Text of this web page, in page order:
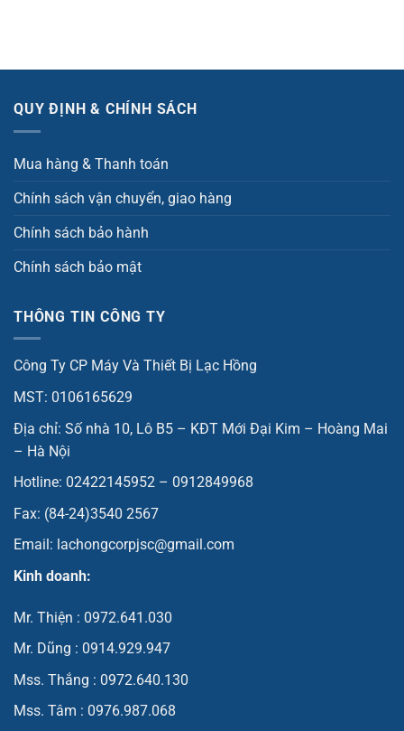
QUY ĐỊNH & CHÍNH SÁCH
Mua hàng & Thanh toán
Chính sách vận chuyển, giao hàng
Chính sách bảo hành
Chính sách bảo mật
THÔNG TIN CÔNG TY
Công Ty CP Máy Và Thiết Bị Lạc Hồng
MST: 0106165629
Địa chỉ: Số nhà 10, Lô B5 – KĐT Mới Đại Kim – Hoàng Mai
– Hà Nội
Hotline: 02422145952 – 0912849968
Fax: (84-24)3540 2567
Email: lachongcorpjsc@gmail.com
Kinh doanh:
Mr. Thiện : 0972.641.030
Mr. Dũng : 0914.929.947
Mss. Thắng : 0972.640.130
Mss. Tâm : 0976.987.068